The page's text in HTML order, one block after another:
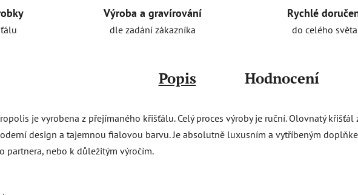
Výroba a gravírování
dle zadání zákazníka
Rychlé
do celého světa
Popis Hodnocení
je vyrobena z přejímaného křišťálu. Celý proces výroby je ruční. Olovnatý
design a tajemnou fialovou barvu. Je absolutně luxusním a vytříbeným
partnera, nebo k důležitým výročím.